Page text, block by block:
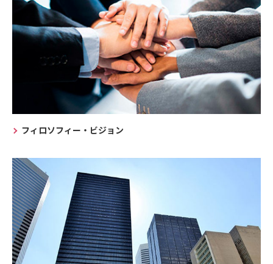
フィロソフィー・ビジョン